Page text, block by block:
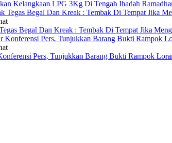
Kelangkaan LPG 3Kg Di Tengah Ibadah
Begal Dan Kreak : Tembak Di Tempat Jika
Pers, Tunjukkan Barang Bukti Rampok